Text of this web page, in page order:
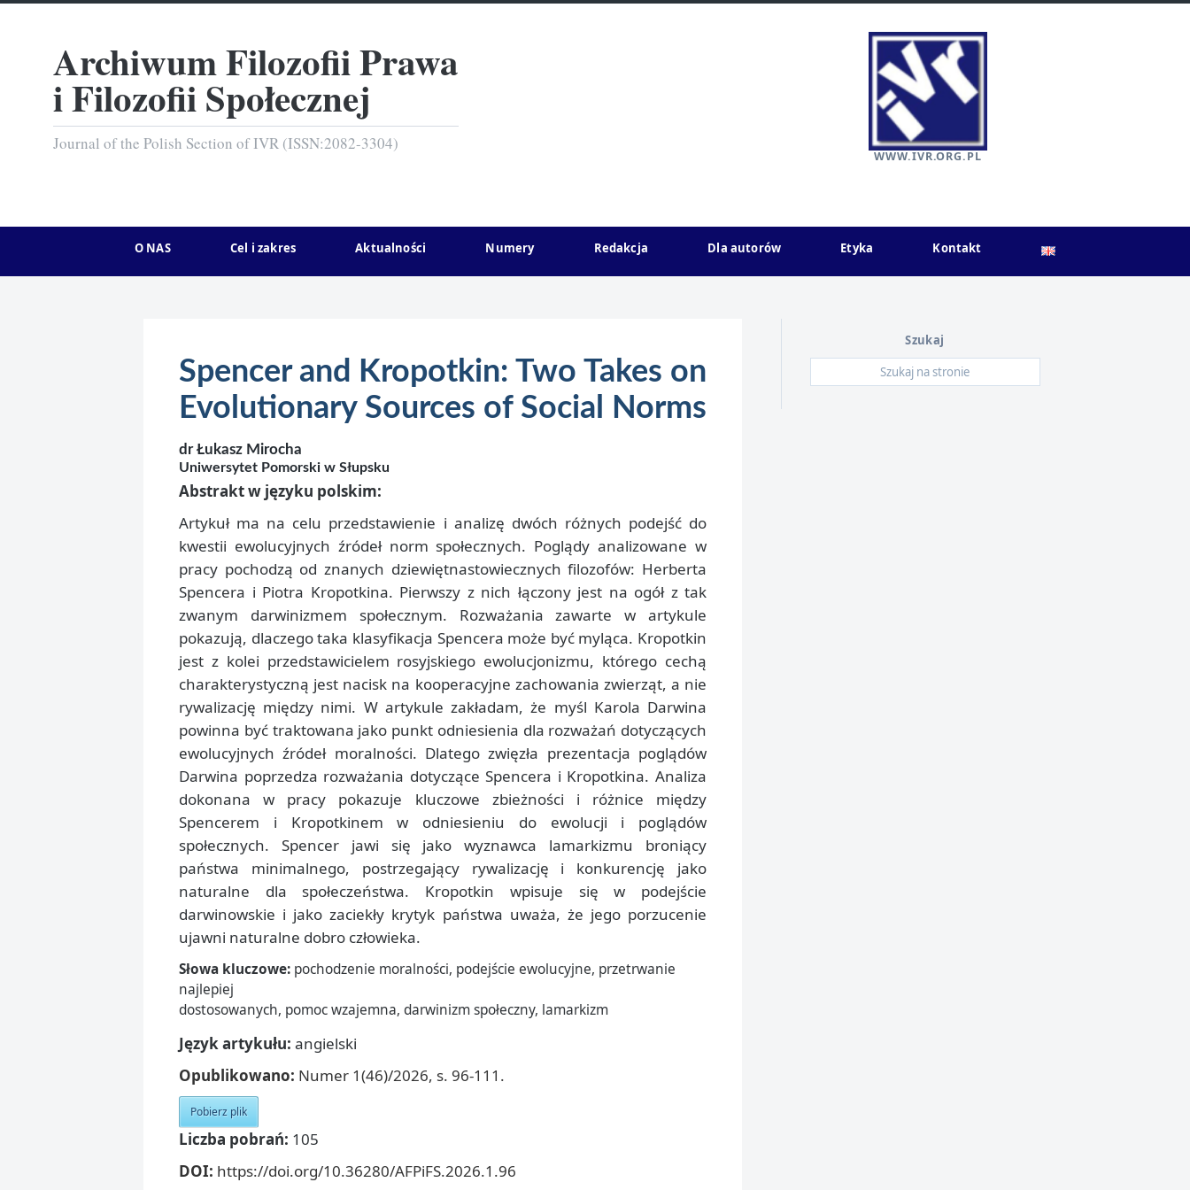
Archiwum Filozofii Prawa
i Filozofii Społecznej
Journal of the Polish Section of IVR (ISSN:2082-3304)
WWW.IVR.ORG.PL
O NAS Cel i zakres Aktualności Numery Redakcja Dla autorów Etyka Kontakt
Spencer and Kropotkin: Two Takes on
Evolutionary Sources of Social Norms
dr Łukasz Mirocha
Uniwersytet Pomorski w Słupsku
Abstrakt w języku polskim:
Artykuł ma na celu przedstawienie i analizę dwóch różnych podejść do
kwestii ewolucyjnych źródeł norm społecznych. Poglądy analizowane w
pracy pochodzą od znanych dziewiętnastowiecznych filozofów: Herberta
Spencera i Piotra Kropotkina. Pierwszy z nich łączony jest na ogół z tak
zwanym darwinizmem społecznym. Rozważania zawarte w artykule
pokazują, dlaczego taka klasyfikacja Spencera może być myląca. Kropotkin
jest z kolei przedstawicielem rosyjskiego ewolucjonizmu, którego cechą
charakterystyczną jest nacisk na kooperacyjne zachowania zwierząt, a nie
rywalizację między nimi. W artykule zakładam, że myśl Karola Darwina
powinna być traktowana jako punkt odniesienia dla rozważań dotyczących
ewolucyjnych źródeł moralności. Dlatego zwięzła prezentacja poglądów
Darwina poprzedza rozważania dotyczące Spencera i Kropotkina. Analiza
dokonana w pracy pokazuje kluczowe zbieżności i różnice między
Spencerem i Kropotkinem w odniesieniu do ewolucji i poglądów
społecznych. Spencer jawi się jako wyznawca lamarkizmu broniący
państwa minimalnego, postrzegający rywalizację i konkurencję jako
naturalne dla społeczeństwa. Kropotkin wpisuje się w podejście
darwinowskie i jako zaciekły krytyk państwa uważa, że jego porzucenie
ujawni naturalne dobro człowieka.
Słowa kluczowe: pochodzenie moralności, podejście ewolucyjne, przetrwanie
najlepiej
dostosowanych, pomoc wzajemna, darwinizm społeczny, lamarkizm
Język artykułu: angielski
Opublikowano: Numer 1(46)/2026, s. 96-111.
Pobierz plik
Liczba pobrań: 105
DOI: https://doi.org/10.36280/AFPiFS.2026.1.96
Szukaj